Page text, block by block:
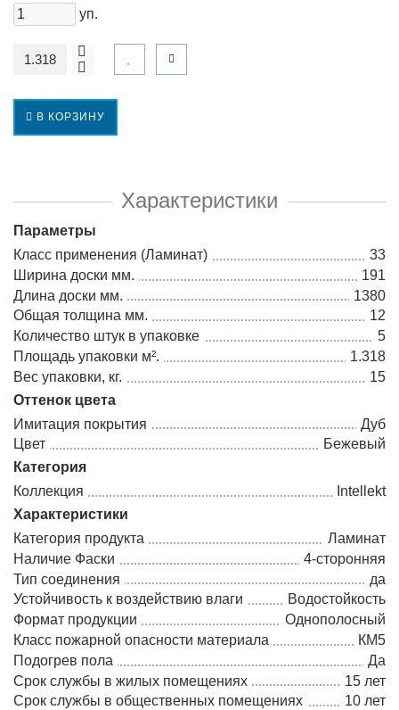
уп.
В КОРЗИНУ
Характеристики
Параметры
Класс применения (Ламинат)
33
Ширина доски мм.
191
Длина доски мм.
1380
Общая толщина мм.
12
Количество штук в упаковке
5
Площадь упаковки м².
1.318
Вес упаковки, кг.
15
Оттенок цвета
Имитация покрытия
Дуб
Цвет
Бежевый
Категория
Коллекция
Intellekt
Характеристики
Категория продукта
Ламинат
Наличие Фаски
4-сторонняя
Тип соединения
да
Устойчивость к воздействию влаги
Водостойкость
Формат продукции
Однополосный
Класс пожарной опасности материала
КМ5
Подогрев пола
Да
Срок службы в жилых помещениях
15 лет
Срок службы в общественных помещениях
10 лет